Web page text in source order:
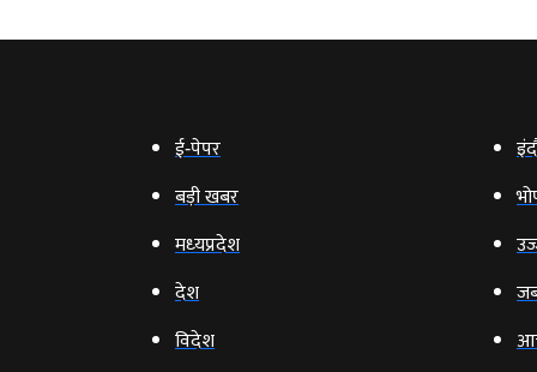
ई‑पेपर
बड़ी खबर
मध्‍यप्रदेश
देश
विदेश